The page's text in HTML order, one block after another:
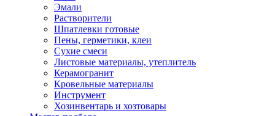
Эмали
Растворители
Шпатлевки готовые
Пены, герметики, клеи
Сухие смеси
Листовые материалы, утеплитель
Керамогранит
Кровельные материалы
Инструмент
Хозинвентарь и хозтовары